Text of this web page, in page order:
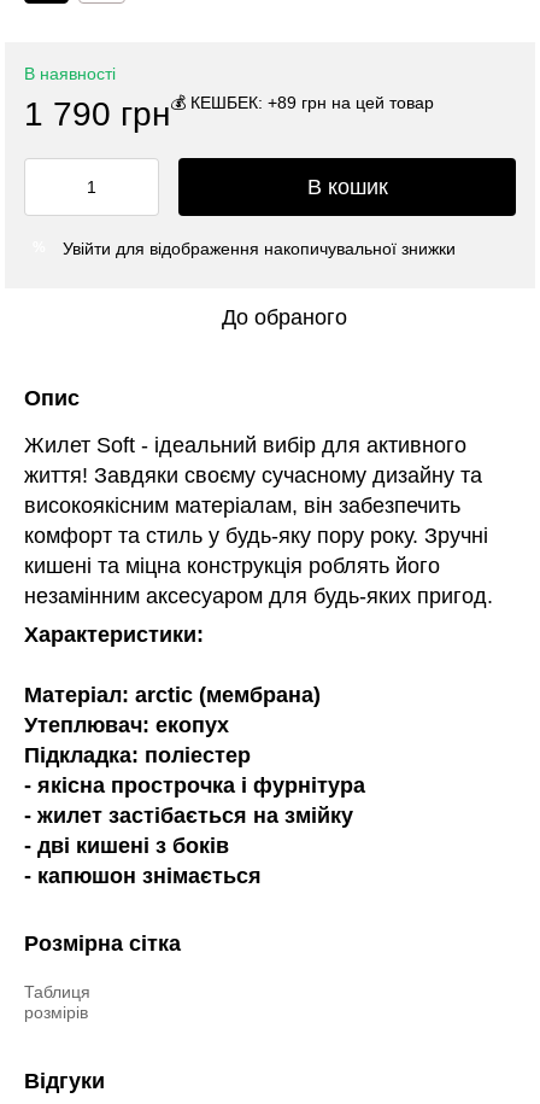
В наявності
1 790 грн💰 КЕШБЕК: +89 грн на цей товар
В кошик
Увійти для відображення накопичувальної знижки
До обраного
Опис
Жилет Soft - ідеальний вибір для активного
життя! Завдяки своєму сучасному дизайну та
високоякісним матеріалам, він забезпечить
комфорт та стиль у будь-яку пору року. Зручні
кишені та міцна конструкція роблять його
незамінним аксесуаром для будь-яких пригод.
Характеристики:
Матеріал: arctic (мембрана)
Утеплювач: екопух
Підкладка: поліестер
- якісна прострочка і фурнітура
- жилет застібається на змійку
- дві кишені з боків
- капюшон знімається
Розмірна сітка
Таблиця
розмірів
Відгуки